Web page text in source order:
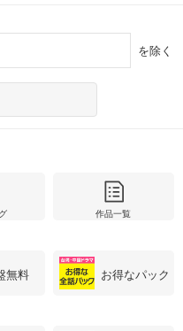
を除く
作品一覧
無料 お得なパック